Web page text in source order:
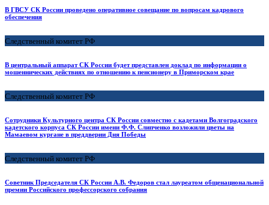
В ГВСУ СК России проведено оперативное совещание по вопросам кадрового
обеспечения
Следственный комитет РФ
В центральный аппарат СК России будет представлен доклад по информации о
мошеннических действиях по отношению к пенсионеру в Приморском крае
Следственный комитет РФ
Сотрудники Культурного центра СК России совместно с кадетами Волгоградского
кадетского корпуса СК России имени Ф.Ф. Слипченко возложили цветы на
Мамаевом кургане в преддверии Дня Победы
Следственный комитет РФ
Советник Председателя СК России А.В. Федоров стал лауреатом общенациональной
премии Российского профессорского собрания